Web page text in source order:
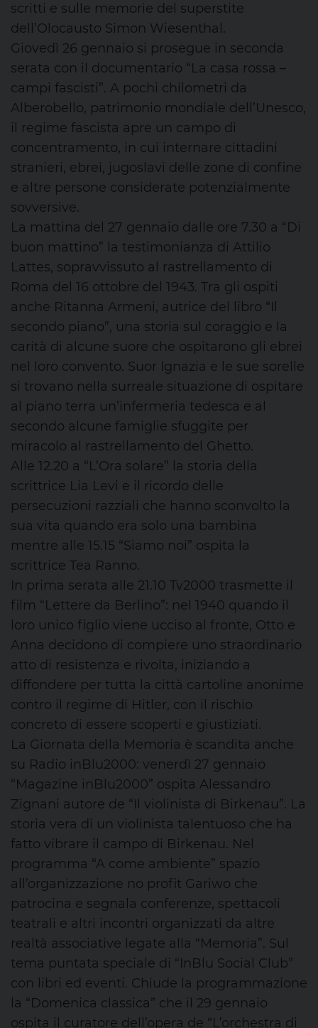
scritti e sulle memorie del superstite
dell’Olocausto Simon Wiesenthal.
Giovedì 26 gennaio si prosegue in seconda
serata con il documentario “La casa rossa –
campi fascisti”. A pochi chilometri da
Alberobello, patrimonio mondiale dell’Unesco,
il regime fascista apre un campo di
concentramento, in cui internare cittadini
stranieri, ebrei, jugoslavi delle zone di confine
e altre persone considerate potenzialmente
sovversive.
La mattina del 27 gennaio dalle ore 7.30 a “Di
buon mattino” la testimonianza di Attilio
Lattes, sopravvissuto al rastrellamento di
Roma del 16 ottobre del 1943. Tra gli ospiti
anche Ritanna Armeni, autrice del libro “Il
secondo piano”, una storia sul coraggio e la
carità di alcune suore che ospitarono gli ebrei
nel loro convento. Suor Ignazia e le sue sorelle
si trovano nella surreale situazione di ospitare
al piano terra un’infermeria tedesca e al
secondo alcune famiglie sfuggite per
miracolo al rastrellamento del Ghetto.
Alle 12.20 a “L’Ora solare” la storia della
scrittrice Lia Levi e il ricordo delle
persecuzioni razziali che hanno sconvolto la
sua vita quando era solo una bambina
mentre alle 15.15 “Siamo noi” ospita la
scrittrice Tea Ranno.
In prima serata alle 21.10 Tv2000 trasmette il
film “Lettere da Berlino”: nel 1940 quando il
loro unico figlio viene ucciso al fronte, Otto e
Anna decidono di compiere uno straordinario
atto di resistenza e rivolta, iniziando a
diffondere per tutta la città cartoline anonime
contro il regime di Hitler, con il rischio
concreto di essere scoperti e giustiziati.
La Giornata della Memoria è scandita anche
su Radio inBlu2000: venerdì 27 gennaio
“Magazine inBlu2000” ospita Alessandro
Zignani autore de “Il violinista di Birkenau”. La
storia vera di un violinista talentuoso che ha
fatto vibrare il campo di Birkenau. Nel
programma “A come ambiente” spazio
all’organizzazione no profit Gariwo che
patrocina e segnala conferenze, spettacoli
teatrali e altri incontri organizzati da altre
realtà associative legate alla “Memoria”. Sul
tema puntata speciale di “InBlu Social Club”
con libri ed eventi. Chiude la programmazione
la “Domenica classica” che il 29 gennaio
ospita il curatore dell’opera de “L’orchestra di